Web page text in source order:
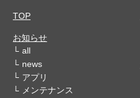
TOP
お知らせ
all
news
アプリ
メンテナンス